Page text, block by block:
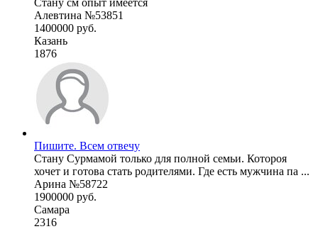
Алевтина №53851
1400000 руб.
Казань
1876
Пишите. Всем отвечу
Стану Сурмамой только для полной семьи. Котороя
хочет и готова стать родителями. Где есть мужчина па ...
Арина №58722
1900000 руб.
Самара
2316